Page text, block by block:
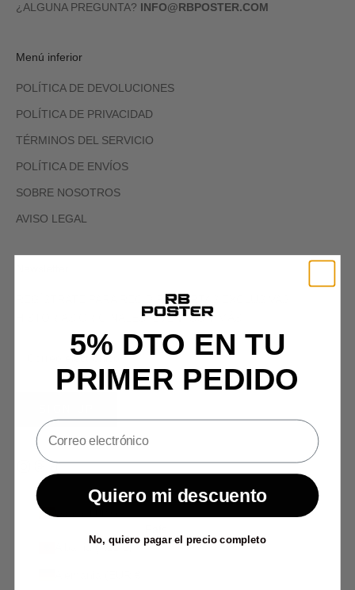
¿ALGUNA PREGUNTA? INFO@RBPOSTER.COM
Menú inferior
POLÍTICA DE DEVOLUCIONES
POLÍTICA DE PRIVACIDAD
TÉRMINOS DEL SERVICIO
POLÍTICA DE ENVÍOS
SOBRE NOSOTROS
AVISO LEGAL
REGÍSTRATE PARA RECIBIR OFERTAS EXCLUSIVAS,
HISTORIAS ORIGINALES, EVENTOS Y MÁS.
Albania (ALL L)
5% DTO EN TU
PRIMER PEDIDO
Quiero mi descuento
No, quiero pagar el precio completo